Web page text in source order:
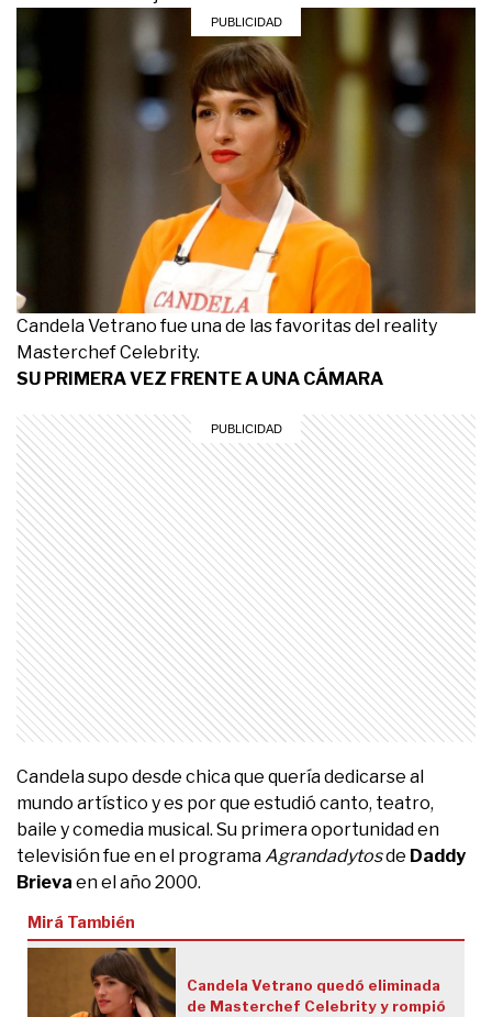
Candela Vetrano fue una de las favoritas del reality
Masterchef Celebrity.
SU PRIMERA VEZ FRENTE A UNA CÁMARA
Candela supo desde chica que quería dedicarse al
mundo artístico y es por que estudió canto, teatro,
baile y comedia musical. Su primera oportunidad en
televisión fue en el programa Agrandadytosde Daddy
Brieva en el año 2000.
Mirá También
Candela Vetrano quedó eliminada
de Masterchef Celebrity y rompió